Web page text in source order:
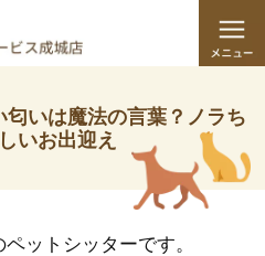
匂いは魔法の言葉？ノラち
いお出迎え
ットシッターです。